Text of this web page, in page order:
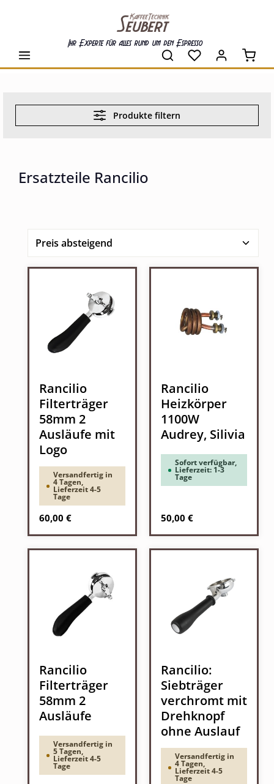
Ihr Experte für alles rund um den Espresso
Produkte filtern
Ersatzteile Rancilio
Rancilio
Filterträger
58mm 2
Ausläufe mit
Logo
Versandfertig in
4 Tagen,
Lieferzeit 4-5
Tage
Regulärer Preis:
60,00 €
Rancilio
Heizkörper
1100W
Audrey, Silivia
Sofort verfügbar,
Lieferzeit: 1-3
Tage
Regulärer Preis:
50,00 €
Rancilio
Filterträger
58mm 2
Ausläufe
Versandfertig in
5 Tagen,
Lieferzeit 4-5
Tage
Rancilio:
Siebträger
verchromt mit
Drehknopf
ohne Auslauf
Versandfertig in
4 Tagen,
Lieferzeit 4-5
Tage